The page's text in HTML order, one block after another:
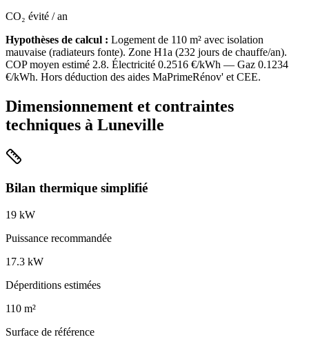
CO₂ évité / an
Hypothèses de calcul : Logement de 110 m² avec isolation
mauvaise (radiateurs fonte). Zone H1a (232 jours de chauffe/an).
COP moyen estimé 2.8. Électricité 0.2516 €/kWh — Gaz 0.1234
€/kWh. Hors déduction des aides MaPrimeRénov' et CEE.
Dimensionnement et contraintes
techniques à Luneville
Bilan thermique simplifié
19 kW
Puissance recommandée
17.3 kW
Déperditions estimées
110 m²
Surface de référence